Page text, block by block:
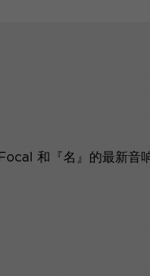
和『名』的最新音